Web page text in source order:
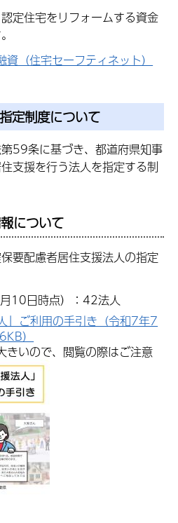
定住宅をリフォームする資金
（住宅セーフティネット）
定制度について
59条に基づき、都道府県知事
支援を行う法人を指定する制
について
要配慮者居住支援法人の指定
10日時点）：42法人
」ご利用の手引き（令和7年7
）
いので、閲覧の際はご注意